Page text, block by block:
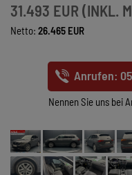
MARKENWELT
KONTAKT
31.493 EUR (INKL.
Netto: 26.465 EUR
Anrufen:
Nennen Sie uns bei